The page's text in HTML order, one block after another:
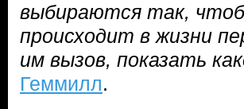
выбираются так,
происходит в жизни
им вызов, показать
Геммилл.